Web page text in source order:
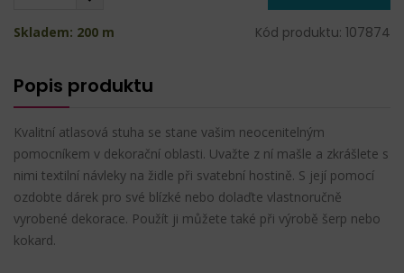
Skladem: 200 m Kód produktu: 107874
Popis produktu
Kvalitní atlasová stuha se stane vašim neocenitelným
pomocníkem v dekorační oblasti. Uvažte z ní mašle a zkrášlete s
nimi textilní návleky na židle při svatební hostině. S její pomocí
ozdobte dárek pro své blízké nebo dolaďte vlastnoručně
vyrobené dekorace. Použít ji můžete také při výrobě šerp nebo
kokard.